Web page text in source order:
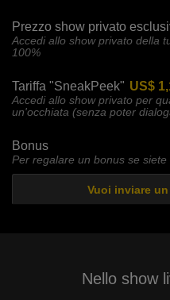
Prezzo show privato
Accedi allo show privato della
100%
Tariffa "SneakPeek" US$
Accedi allo show privato per
un'occhiata (senza poter
Bonus
Per regalare un bonus se
Vuoi inviare
Nello show